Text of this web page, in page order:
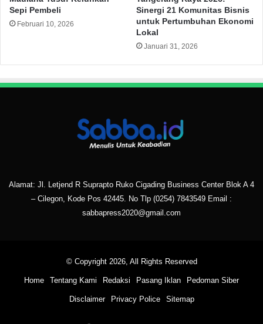
Sepi Pembeli
Februari 10, 2026
Sinergi 21 Komunitas Bisnis
untuk Pertumbuhan Ekonomi
Lokal
Januari 31, 2026
Alamat: Jl. Letjend R Suprapto Ruko Cigading Business Center Blok A 4
– Cilegon, Kode Pos 42445. No Tlp (0254) 7843549 Email :
sabbapress2020@gmail.com
© Copyright 2026, All Rights Reserved
Home Tentang Kami Redaksi Pasang Iklan Pedoman Siber
Disclaimer Privacy Police Sitemap